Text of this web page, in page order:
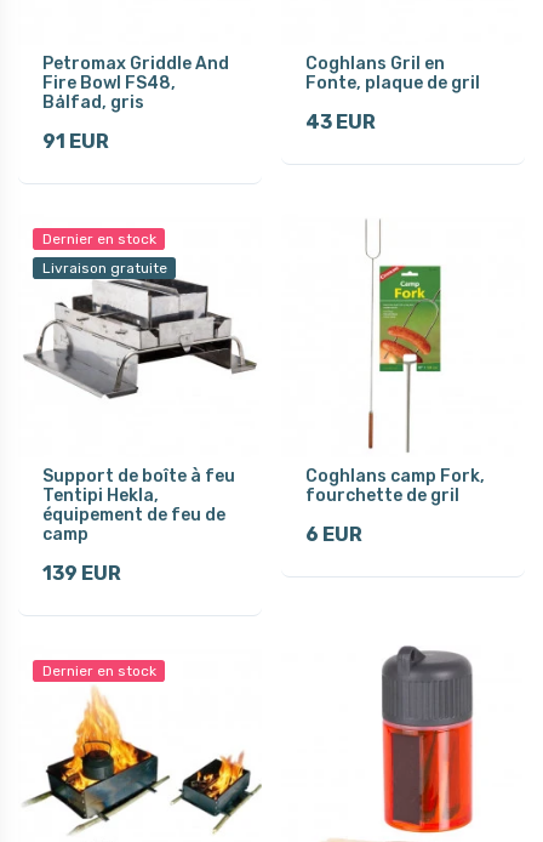
Petromax Griddle And
Fire Bowl FS48,
Bålfad, gris
91 EUR
Coghlans Gril en
Fonte, plaque de gril
43 EUR
Dernier en stock
Livraison gratuite
Support de boîte à feu
Tentipi Hekla,
équipement de feu de
camp
139 EUR
Coghlans camp Fork,
fourchette de gril
6 EUR
Dernier en stock